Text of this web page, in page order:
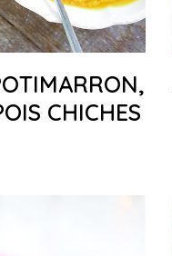
CHICHES